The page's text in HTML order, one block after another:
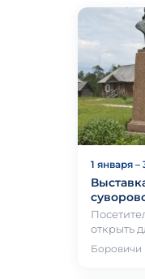
1 января –
открыть
усадьбы,
века
Боровичи